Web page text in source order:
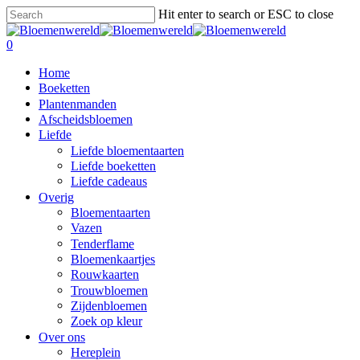
Skip
to
main
Hit enter to search or ESC to close
Close
Search
search
0
Home
Boeketten
Plantenmanden
Afscheidsbloemen
Liefde
Liefde bloementaarten
Liefde boeketten
Liefde cadeaus
Overig
Bloementaarten
Vazen
Tenderflame
Bloemenkaartjes
Rouwkaarten
Trouwbloemen
Zijdenbloemen
Zoek op kleur
Over ons
Hereplein